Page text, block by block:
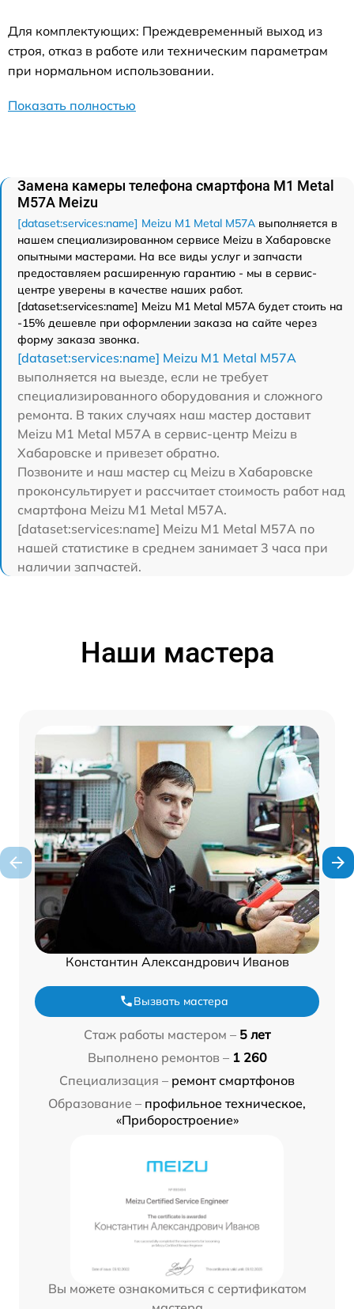
Для комплектующих: Преждевременный выход из
строя, отказ в работе или техническим параметрам
при нормальном использовании.
Показать полностью
Замена камеры телефона смартфона M1 Metal
M57A Meizu
[dataset:services:name] Meizu M1 Metal M57A выполняется в
нашем специализированном сервисе Meizu в Хабаровске
опытными мастерами. На все виды услуг и запчасти
предоставляем расширенную гарантию - мы в сервис-
центре уверены в качестве наших работ.
[dataset:services:name] Meizu M1 Metal M57A будет стоить на
-15% дешевле при оформлении заказа на сайте через
форму заказа звонка.
[dataset:services:name] Meizu M1 Metal M57A
выполняется на выезде, если не требует
специализированного оборудования и сложного
ремонта. В таких случаях наш мастер доставит
Meizu M1 Metal M57A в сервис-центр Meizu в
Хабаровске и привезет обратно.
Позвоните и наш мастер сц Meizu в Хабаровске
проконсультирует и рассчитает стоимость работ над
смартфона Meizu M1 Metal M57A.
[dataset:services:name] Meizu M1 Metal M57A по
нашей статистике в среднем занимает 3 часа при
наличии запчастей.
Наши мастера
Константин Александрович Иванов
Вызвать мастера
Стаж работы мастером – 5 лет
Выполнено ремонтов – 1 260
Специализация – ремонт смартфонов
Образование – профильное техническое,
«Приборостроение»
Вы можете ознакомиться с сертификатом